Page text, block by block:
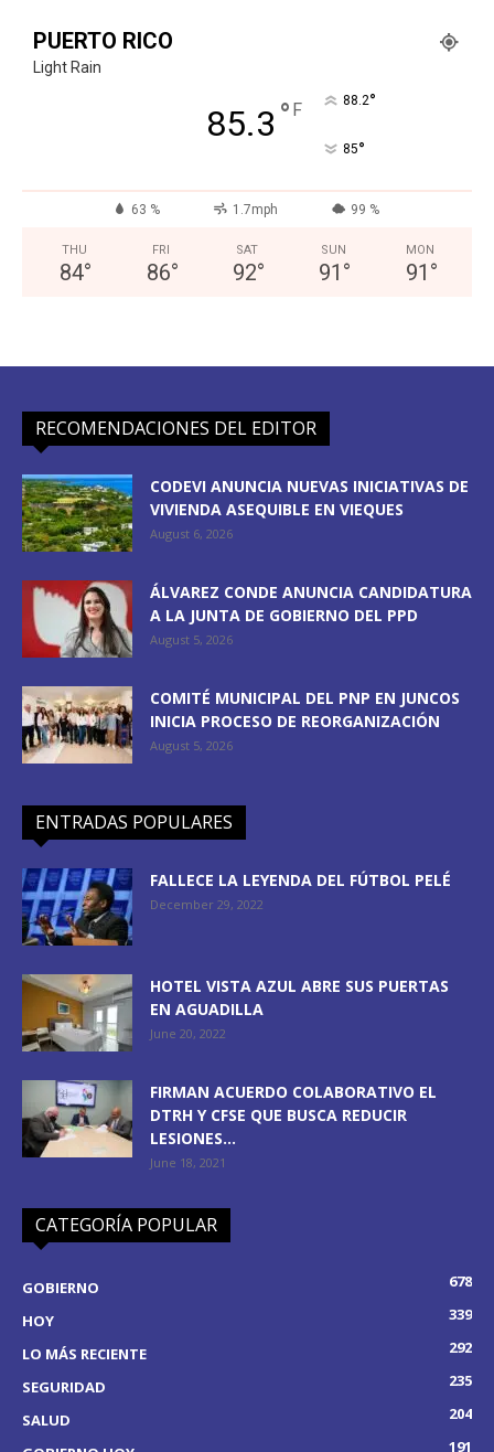
PUERTO RICO
Light Rain
85.3 ° F 88.2°
85°
63 % 1.7mph 99 %
THU
84°
FRI
86°
SAT
92°
SUN
91 °
MON
91 °
RECOMENDACIONES DEL EDITOR
CODEVI ANUNCIA NUEVAS INICIATIVAS DE
VIVIENDA ASEQUIBLE EN VIEQUES
August 6, 2026
ÁLVAREZ CONDE ANUNCIA CANDIDATURA
A LA JUNTA DE GOBIERNO DEL PPD
August 5, 2026
COMITÉ MUNICIPAL DEL PNP EN JUNCOS
INICIA PROCESO DE REORGANIZACIÓN
August 5, 2026
ENTRADAS POPULARES
FALLECE LA LEYENDA DEL FÚTBOL PELÉ
December 29, 2022
HOTEL VISTA AZUL ABRE SUS PUERTAS
EN AGUADILLA
June 20, 2022
FIRMAN ACUERDO COLABORATIVO EL
DTRH Y CFSE QUE BUSCA REDUCIR
LESIONES...
June 18, 2021
CATEGORÍA POPULAR
GOBIERNO
678
HOY
339
LO MÁS RECIENTE
292
SEGURIDAD
235
SALUD
204
191